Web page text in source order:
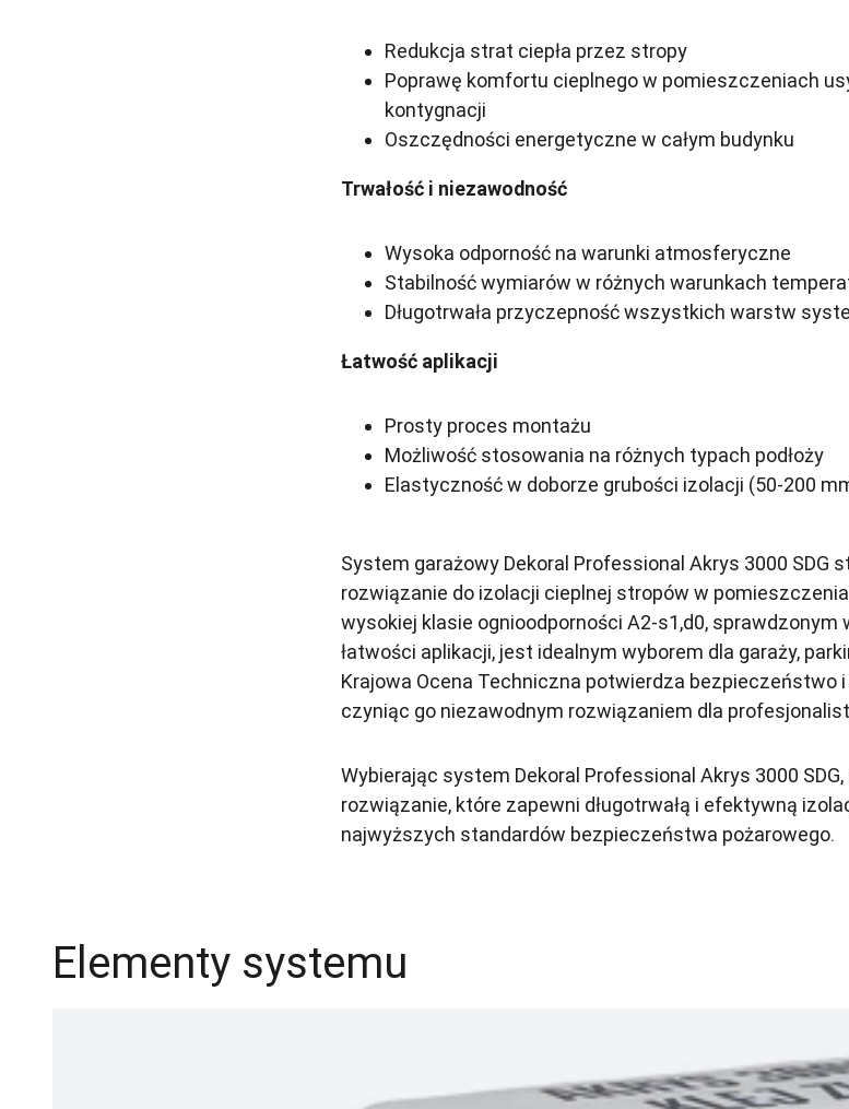
Redukcja strat ciepła przez stropy
Poprawę komfortu cieplnego w pomieszczeniach
kontygnacji
Oszczędności energetyczne w całym budynku
Trwałość i niezawodność
Wysoka odporność na warunki atmosferyczne
Stabilność wymiarów w różnych warunkach
Długotrwała przyczepność wszystkich warstw
Łatwość aplikacji
Prosty proces montażu
Możliwość stosowania na różnych typach podłoży
Elastyczność w doborze grubości izolacji (50-200
System garażowy Dekoral Professional Akrys 3000 SDG
rozwiązanie do izolacji cieplnej stropów w
wysokiej klasie ognioodporności A2-s1,d0,
łatwości aplikacji, jest idealnym wyborem dla garaży,
Krajowa Ocena Techniczna potwierdza bezpieczeństwo
czyniąc go niezawodnym rozwiązaniem dla
Wybierając system Dekoral Professional Akrys 3000
rozwiązanie, które zapewni długotrwałą i efektywną
najwyższych standardów bezpieczeństwa pożarowego.
Elementy systemu